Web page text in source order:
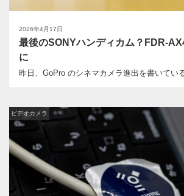
2026年4月17日
最後のSONYハンディカム？FDR-
に
昨日、GoPro のシネマカメラ進出を書いてい
ビデオカメラ